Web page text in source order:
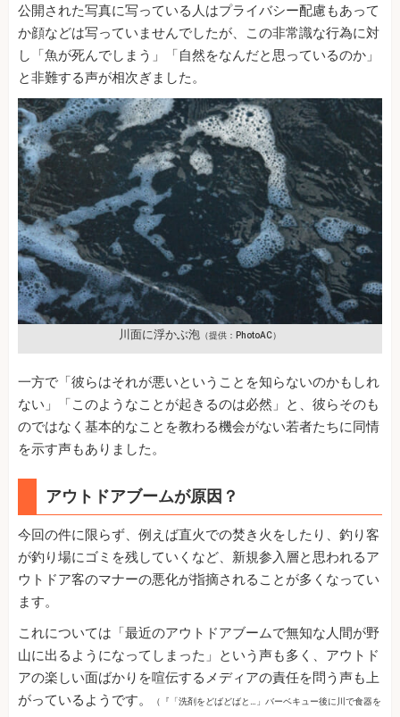
公開された写真に写っている人はプライバシー配慮もあって
か顔などは写っていませんでしたが、この非常識な行為に対
し「魚が死んでしまう」「自然をなんだと思っているのか」
と非難する声が相次ぎました。
川面に浮かぶ泡 （提供：PhotoAC）
一方で「彼らはそれが悪いということを知らないのかもしれ
ない」「このようなことが起きるのは必然」と、彼らそのも
のではなく基本的なことを教わる機会がない若者たちに同情
を示す声もありました。
アウトドアブームが原因？
今回の件に限らず、例えば直火での焚き火をしたり、釣り客
が釣り場にゴミを残していくなど、新規参入層と思われるア
ウトドア客のマナーの悪化が指摘されることが多くなってい
ます。
これについては「最近のアウトドアブームで無知な人間が野
山に出るようになってしまった」という声も多く、アウトド
アの楽しい面ばかりを喧伝するメディアの責任を問う声も上
がっているようです。
（『「洗剤をどばどばと…」バーベキュー後に川で食器を